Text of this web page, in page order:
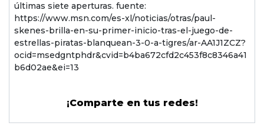
últimas siete aperturas. fuente:
https://www.msn.com/es-xl/noticias/otras/paul-
skenes-brilla-en-su-primer-inicio-tras-el-juego-de-
estrellas-piratas-blanquean-3-0-a-tigres/ar-AA1J1ZCZ?
ocid=msedgntphdr&cvid=b4ba672cfd2c453f8c8346a41
b6d02ae&ei=13
¡Comparte en tus redes!